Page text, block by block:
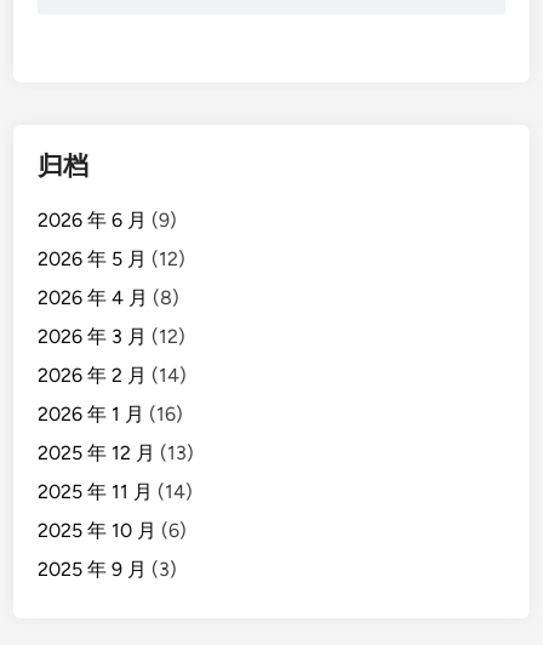
归档
2026 年 6 月 (9)
2026 年 5 月 (12)
2026 年 4 月 (8)
2026 年 3 月 (12)
2026 年 2 月 (14)
2026 年 1 月 (16)
2025 年 12 月 (13)
2025 年 11 月 (14)
2025 年 10 月 (6)
2025 年 9 月 (3)